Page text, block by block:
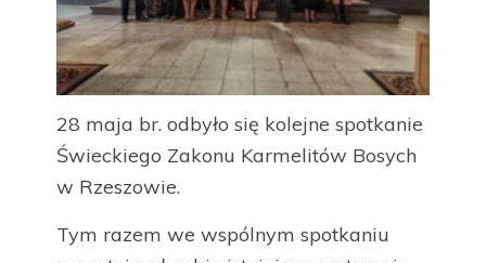
28 maja br. odbyło się kolejne spotkanie
Świeckiego Zakonu Karmelitów Bosych
w Rzeszowie.
Tym razem we wspólnym spotkaniu